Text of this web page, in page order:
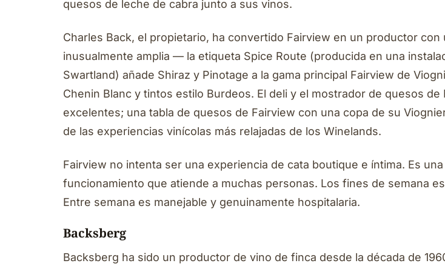
quesos de leche de cabra junto a sus vinos.
Charles Back, el propietario, ha convertido Fairview en un productor con
inusualmente amplia — la etiqueta Spice Route (producida en una
Swartland) añade Shiraz y Pinotage a la gama principal Fairview de
Chenin Blanc y tintos estilo Burdeos. El deli y el mostrador de quesos de
excelentes; una tabla de quesos de Fairview con una copa de su
de las experiencias vinícolas más relajadas de los Winelands.
Fairview no intenta ser una experiencia de cata boutique e íntima. Es
funcionamiento que atiende a muchas personas. Los fines de semana
Entre semana es manejable y genuinamente hospitalaria.
Backsberg
Backsberg ha sido un productor de vino de finca desde la década de